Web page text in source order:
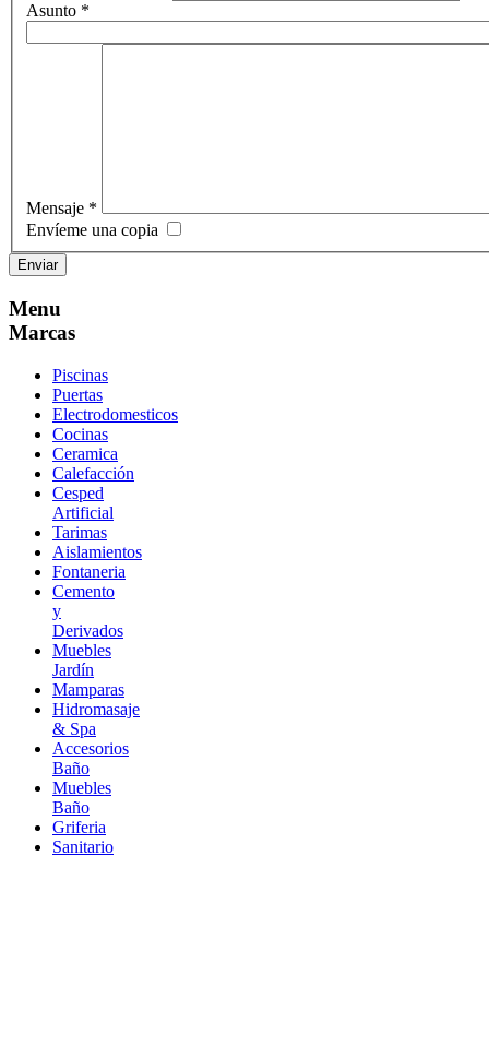
Asunto *
Mensaje *
Envíeme una copia
Enviar
Menu
Marcas
Piscinas
Puertas
Electrodomesticos
Cocinas
Ceramica
Calefacción
Cesped
Artificial
Tarimas
Aislamientos
Fontaneria
Cemento
y
Derivados
Muebles
Jardín
Mamparas
Hidromasaje
& Spa
Accesorios
Baño
Muebles
Baño
Griferia
Sanitario